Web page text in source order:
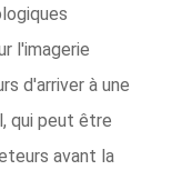
l'imagerie
d'arriver à une
qui peut être
avant la